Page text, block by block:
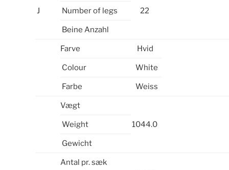
J 22
Number of legs
Beine Anzahl
Farve Hvid
Colour White
Farbe Weiss
Vægt
1044.0
Weight
Gewicht
Antal pr. sæk